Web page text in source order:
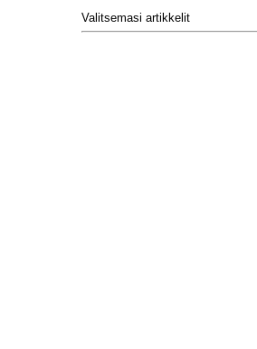
Valitsemasi artikkelit